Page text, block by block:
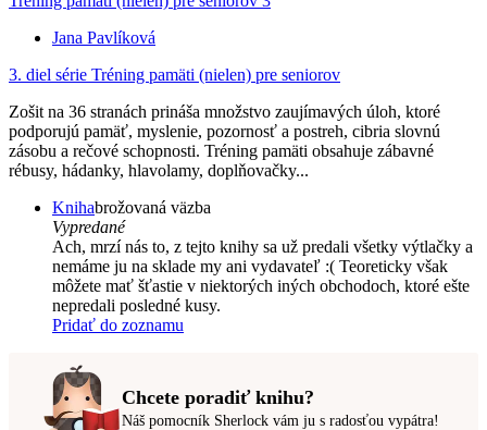
Jana Pavlíková
3. diel série Tréning pamäti (nielen) pre seniorov
Zošit na 36 stranách prináša množstvo zaujímavých úloh, ktoré
podporujú pamäť, myslenie, pozornosť a postreh, cibria slovnú
zásobu a rečové schopnosti. Tréning pamäti obsahuje zábavné
rébusy, hádanky, hlavolamy, doplňovačky...
Knihabrožovaná väzba
Vypredané
Ach, mrzí nás to, z tejto knihy sa už predali všetky výtlačky a
nemáme ju na sklade my ani vydavateľ :( Teoreticky však
môžete mať šťastie v niektorých iných obchodoch, ktoré ešte
nepredali posledné kusy.
Pridať do zoznamu
Chcete poradiť knihu?
Náš pomocník Sherlock vám ju s radosťou vypátra!